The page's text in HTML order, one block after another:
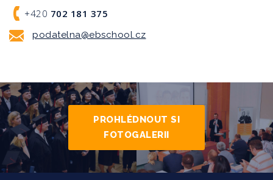
+420 702 181 375
podatelna@ebschool.cz
PROHLÉDNOUT SI
FOTOGALERII